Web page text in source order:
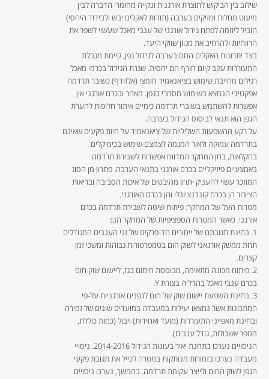
שילוב בין הביקוש לתוצרת אורגנית ונקייה מחומרי הדברה לבין
מיעוט מחלות ומזיקים בערבה (תודות לאקלים יבש ולבידוד היחסי)
הוביל ליוזמה לפתח גידול אורגני של ענבי מאכל שעשוי לשפר את
הרווחיות ולהרחיב את מגוון שווקי היעד.
בצד יתרונות האקלים החם בערבה לגידול גפן, קיימת מגבלת
התעוררות עקב קיום חורף חם יחסית. שגרת הגידול בכרמי מאכל
רגילים מחייבת שימוש בציאנאמיד חומצי (אלזודף) כשובר תרדמה
אפקטיבי הנמצא בשימוש מסחרי בגפן. מאחר ובכרם אורגני אין
אפשרות להשתמש בשוברי תרדמה כימיים איתור חלופות להערת
הגפן הוא תנאי לביסוס הגידול בערבה.
על רקע ההשפעות השליליות של ציאנאמיד על חיות פקעים שאינם
בתרדמה עמוקה ולאור המגמה לצמצם שימוש בכימיקלים
בחקלאות, בחן המחקר המדווח אפשרות לשבירת תרדמה
באמצעיים פיזיקליים בכרם אורגני בתנאי הערבה. פתרון מן הסוג
המוזכר עשוי להעניק יתרון מהיבטים של איכות הסביבה ובריאות
הציבור הן בכרם קונבנציונלי והן בכרם האורגני.
מטרות העל של המחקר: פיתוח שיטה לשבירת תרדמה בכרם
אורגני. כאשר המטרות הספציפיות של המחקר הנן:
1. בחינת תגובתם של ייחורים חד-פרקים של זני הענבים המגודלים
תחת ממשק אורגאני לשוק חום בטמפרטורות גבוהות ומשכי זמן
קצרים.
2. פיתוח מכונה מתאימה, מבוססת חימום בגז, ליישום שוק חום
בכרם ענבי מאכל בהדליה בצורת Y.
3. בחינת השפעת יישום שוק של חום לגפנים אורגניות על-פי
המתכונות אשר נמצאו יעילות במעבדה במועדים שונים של זמירה
ובחינת מאפייני התעוררות (מועד ואחידות) ויבול (כמות כוללת,
מספר אשכולות, גודל ענבים).
הניסויים נערכו בתחנת יאיר בעונות הגידול 2014-2016. ניסויי
מעבדה נערכו בזמורות מנותקות במטרה לכייל את תגובת פקעי
הגפן לשוק החום ולייצר עקומת תרדמה. בהמשך, נערכו ניסויים